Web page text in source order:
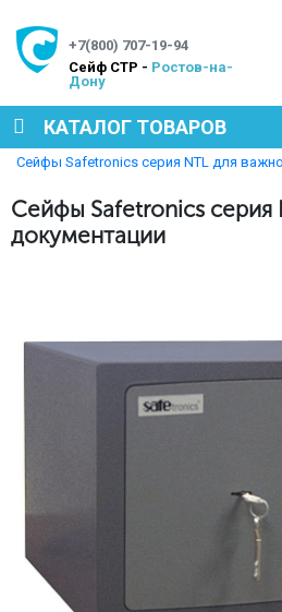
+7(800) 707-19-94
Cейф СТР - Ростов-на-
Дону
КАТАЛОГ ТОВАРОВ
МЕТАЛЛИЧЕСКИЕ
ПРОИЗВОДСТВЕННАЯ
МЕДИЦИНСКАЯ МЕБЕЛЬ
Главная
Полезная информация
Сейфы Safetronics серия NTL для
Сейфы Safetronics серия
документации